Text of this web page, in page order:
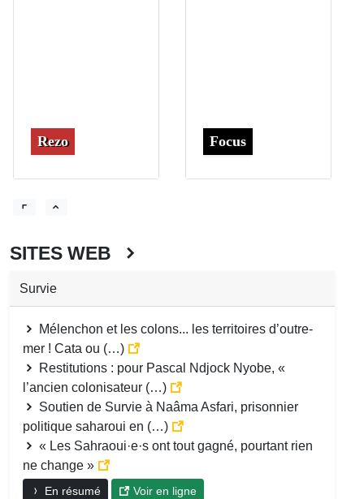
Rezo Focus
SITES WEB
Survie
Mélenchon et les colons... les territoires d’outre-
mer ! Cata ou (…)
Restitutions : pour Pascal Ndjock Nyobe, «
l’ancien colonisateur (…)
Soutien de Survie à Naâma Asfari, prisonnier
politique saharoui en (…)
« Les Sahraoui·e·s ont tout gagné, pourtant rien
ne change »
En résumé Voir en ligne